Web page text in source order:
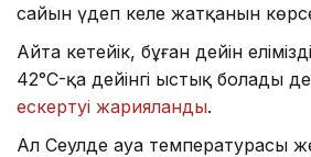
сайын үдеп келе жатқанын
Айта кетейік, бұған дейін
42°C-қа дейінгі ыстық болады
ескертуі жарияланды.
Ал Сеулде ауа температурасы